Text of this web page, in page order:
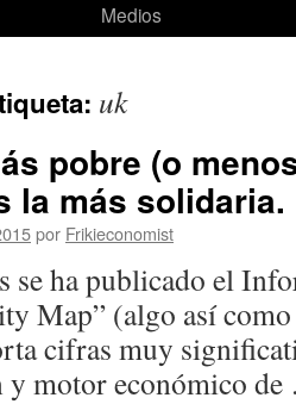
Medios
uk
pobre (o
la más solidaria.
por Frikieconomist
se ha publicado el
Map” (algo así
cifras muy
y motor económico